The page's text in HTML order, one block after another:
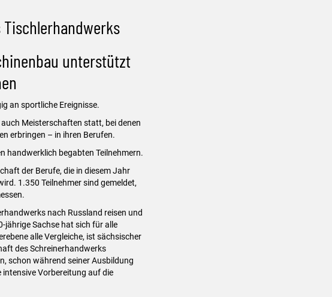
unterstützt
an sportliche Ereignisse.
Meisterschaften statt, bei denen
erbringen – in ihren Berufen.
handwerklich begabten Teilnehmern.
der Berufe, die in diesem Jahr
1.350 Teilnehmer sind gemeldet,
nach Russland reisen und
jährige Sachse hat sich für alle
alle Vergleiche, ist sächsischer
des Schreinerhandwerks
schon während seiner Ausbildung
Vorbereitung auf die